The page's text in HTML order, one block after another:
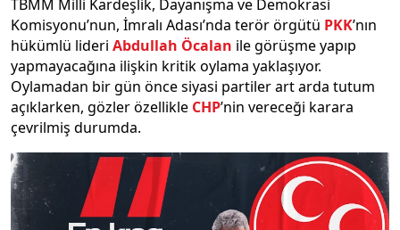
TBMM Milli Kardeşlik, Dayanışma ve Demokrasi
Komisyonu’nun, İmralı Adası’nda terör örgütü PKK’nın
hükümlü lideri Abdullah Öcalan ile görüşme yapıp
yapmayacağına ilişkin kritik oylama yaklaşıyor.
Oylamadan bir gün önce siyasi partiler art arda tutum
açıklarken, gözler özellikle CHP’nin vereceği karara
çevrilmiş durumda.